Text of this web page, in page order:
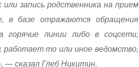
запись родственника на прием
в базе отражаются обращения
линии либо в соцсети,
работает то или иное ведомство,
— сказал Глеб Никитин.